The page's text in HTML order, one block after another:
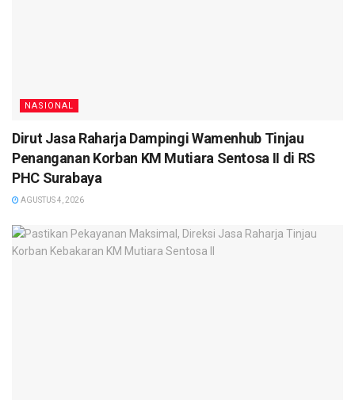
NASIONAL
Dirut Jasa Raharja Dampingi Wamenhub Tinjau
Penanganan Korban KM Mutiara Sentosa II di RS
PHC Surabaya
AGUSTUS 4, 2026